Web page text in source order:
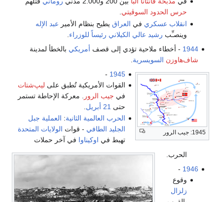
حرس الحدود السوڤيتي.
انقلاب عسكري في العراق يطيح بنظام الأمير عبد الإله
وينصـِّب رشيد عالي الكيلاني رئيساً للوزراء
1944 - أخطاء ملاحية تؤدي إلى قصف أمريكي بالخطأ لمدينة
شاف‌هاوزن السويسرية
1945: جيب الرور
1945
-
القوات الأمريكية تُطبق على ليپ‌شتات
في جيب الرور
. معركة الإحاطة تستمر
حتى 21 أبريل
الحرب العالمية الثانية: العملية جبل
الجليد الطافي - قوات الولايات المتحدة
تهبط في اوكيناوا في آخر حملات
الحرب.
1946
-
وقوع
زلزال